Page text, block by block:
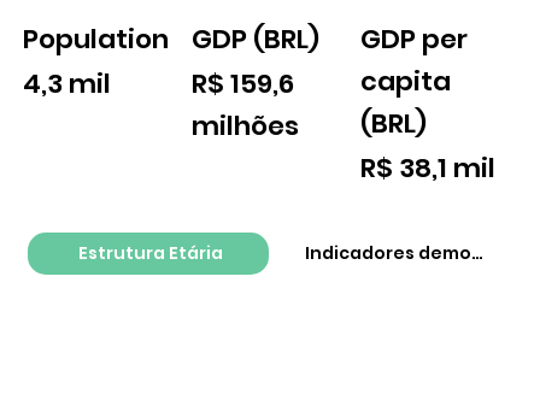
Estrutura Etária Indicadores
Population
4,3 mil
GDP (BRL)
R$ 159,6
milhões
GDP per
capita
(BRL)
R$ 38,1 mil